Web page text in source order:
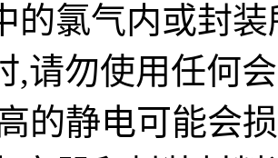
的氯气内或封
,请勿使用任何
的静电可能会